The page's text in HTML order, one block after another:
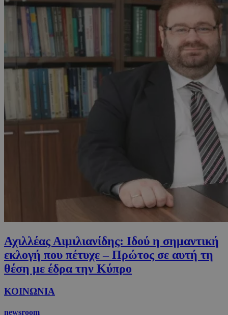
Αχιλλέας Αιμιλιανίδης: Ιδού η σημαντική
εκλογή που πέτυχε – Πρώτος σε αυτή τη
θέση με έδρα την Κύπρο
ΚΟΙΝΩΝΙΑ
newsroom